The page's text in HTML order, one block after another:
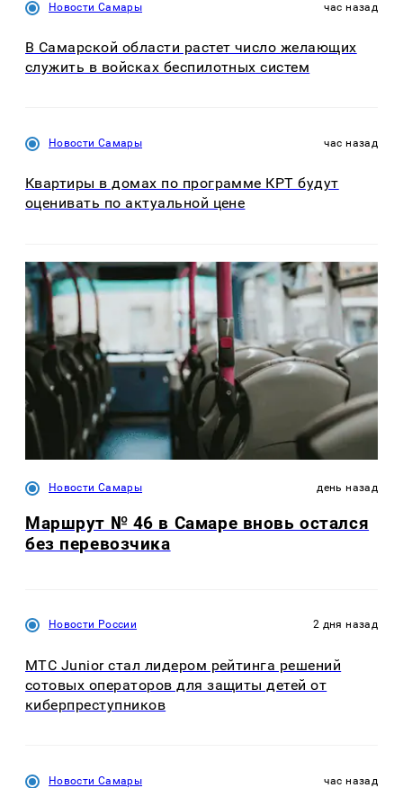
Новости Самары час назад
В Самарской области растет число желающих
служить в войсках беспилотных систем
Новости Самары час назад
Квартиры в домах по программе КРТ будут
оценивать по актуальной цене
Новости Самары день назад
Маршрут № 46 в Самаре вновь остался
без перевозчика
Новости России 2 дня назад
МТС Junior стал лидером рейтинга решений
сотовых операторов для защиты детей от
киберпреступников
Новости Самары час назад